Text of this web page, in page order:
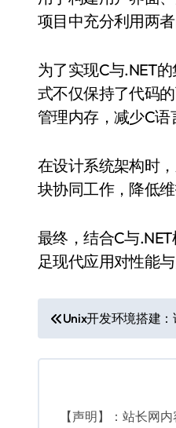
项目中充分利用两者
为了实现C与.NET
式不仅保持了代码
管理内存，减少C语
在设计系统架构时
块协同工作，降低
最终，结合C与
足现代应用对性能
文
章
Unix开发环境搭建
【声明】：站长网